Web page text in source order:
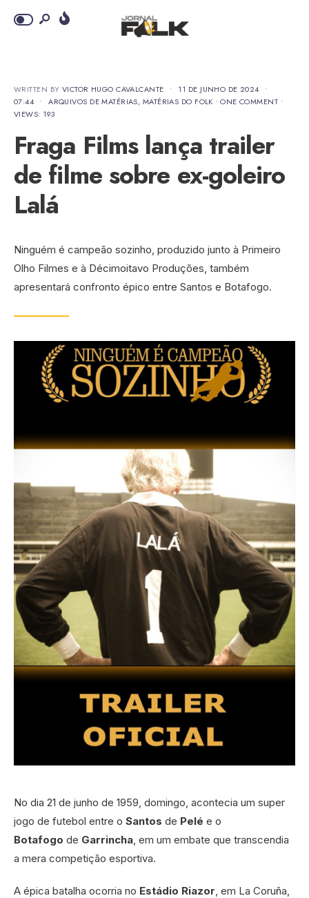
WRITTEN BY VICTOR HUGO CAVALCANTE • 11 DE JUNHO DE 2024 •
07:44 • ARQUIVOS DE MATÉRIAS, MATÉRIAS DO FOLK • ONE COMMENT •
VIEWS: 193
Fraga Films lança trailer
de filme sobre ex-goleiro
Lalá
Ninguém é campeão sozinho, produzido junto à Primeiro
Olho Filmes e à Décimoitavo Produções, também
apresentará confronto épico entre Santos e Botafogo.
No dia 21 de junho de 1959, domingo, acontecia um super
jogo de futebol entre o Santos de Pelé e o
Botafogo de Garrincha, em um embate que transcendia
a mera competição esportiva.
A épica batalha ocorria no Estádio Riazor, em La Coruña,